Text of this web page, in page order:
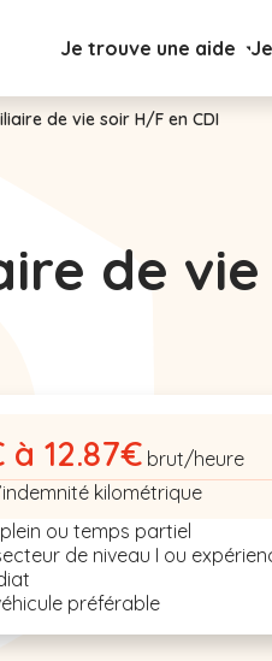
Je trouve une aide
de vie soir H/F en CDI
de
à 12.87€ brut/heure
kilométrique
ou temps partiel
de niveau I ou
préférable